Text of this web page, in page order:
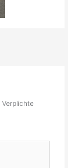
Verplichte